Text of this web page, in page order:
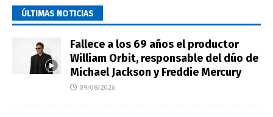
ÚLTIMAS NOTICIAS
Fallece a los 69 años el productor
William Orbit, responsable del dúo de
Michael Jackson y Freddie Mercury
09/08/2026